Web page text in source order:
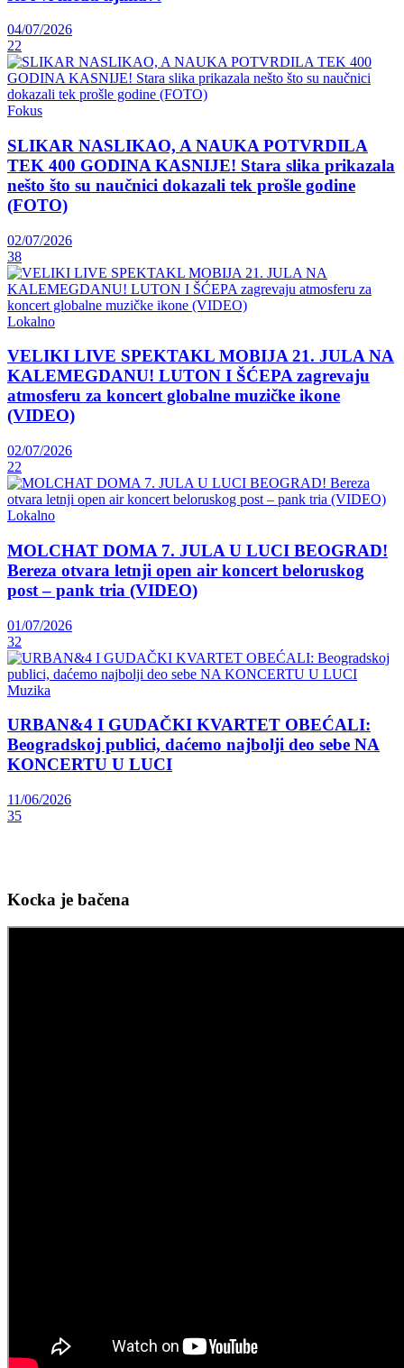
04/07/2026
22
Fokus
SLIKAR NASLIKAO, A NAUKA POTVRDILA
TEK 400 GODINA KASNIJE! Stara slika prikazala
nešto što su naučnici dokazali tek prošle godine
(FOTO)
02/07/2026
38
Lokalno
VELIKI LIVE SPEKTAKL MOBIJA 21. JULA NA
KALEMEGDANU! LUTON I ŠĆEPA zagrevaju
atmosferu za koncert globalne muzičke ikone
(VIDEO)
02/07/2026
22
Lokalno
MOLCHAT DOMA 7. JULA U LUCI BEOGRAD!
Bereza otvara letnji open air koncert beloruskog
post – pank tria (VIDEO)
01/07/2026
32
Muzika
URBAN&4 I GUDAČKI KVARTET OBEĆALI:
Beogradskoj publici, daćemo najbolji deo sebe NA
KONCERTU U LUCI
11/06/2026
35
Kocka je bačena